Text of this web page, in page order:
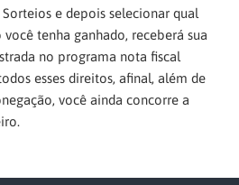
e depois selecionar qual
você tenha ganhado, receberá sua
no programa nota fiscal
esses direitos, afinal, além de
você ainda concorre a